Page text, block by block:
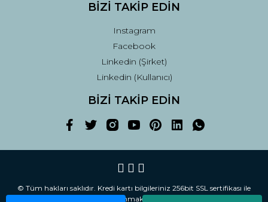
BİZİ TAKİP EDİN
Instagram
Facebook
Linkedin (Şirket)
Linkedin (Kullanıcı)
BİZİ TAKİP EDİN
© Tüm hakları saklıdır. Kredi kartı bilgileriniz 256bit SSL sertifikası ile
korunmaktadır.